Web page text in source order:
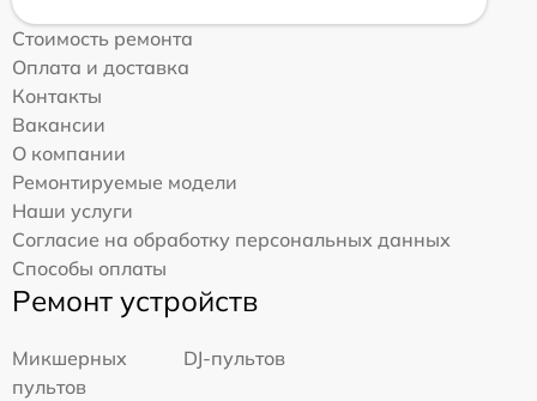
Стоимость ремонта
Оплата и доставка
Контакты
Вакансии
О компании
Ремонтируемые модели
Наши услуги
Согласие на обработку персональных данных
Способы оплаты
Ремонт устройств
Микшерных
пультов
DJ-пультов